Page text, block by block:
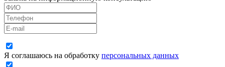
Я соглашаюсь на обработку персональных данных